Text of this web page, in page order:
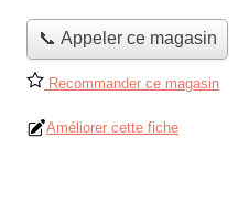
📞 Appeler ce magasin
Recommander ce magasin
Améliorer cette fiche